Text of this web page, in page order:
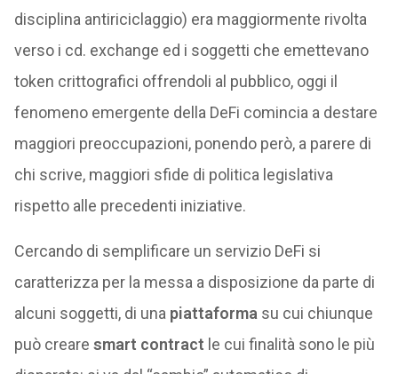
disciplina antiriciclaggio) era maggiormente rivolta
verso i cd. exchange ed i soggetti che emettevano
token crittografici offrendoli al pubblico, oggi il
fenomeno emergente della DeFi comincia a destare
maggiori preoccupazioni, ponendo però, a parere di
chi scrive, maggiori sfide di politica legislativa
rispetto alle precedenti iniziative.
Cercando di semplificare un servizio DeFi si
caratterizza per la messa a disposizione da parte di
alcuni soggetti, di una piattaforma su cui chiunque
può creare smart contract le cui finalità sono le più